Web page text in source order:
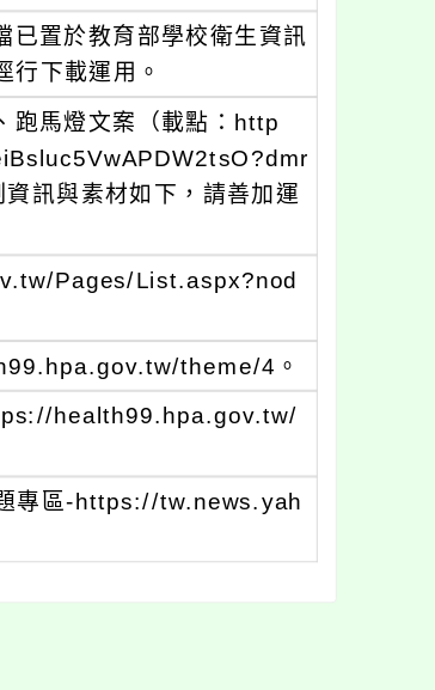
已置於教育部學校衛生資訊
下載運用。
跑馬燈文案（載點：http
訊與素材如下，請善加運
Pages/List.aspx?nod
theme/4。
health99.hpa.gov.tw/
專區-https://tw.news.yah